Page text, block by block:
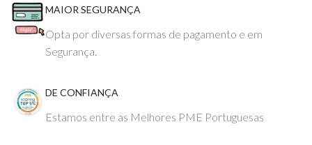
MAIOR SEGURANÇA
Opta por diversas formas de pagamento e em
Segurança.
DE CONFIANÇA
Estamos entre as Melhores PME Portuguesas